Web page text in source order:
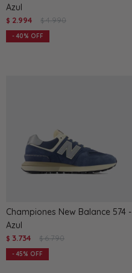
Azul
$ 2.994 $ 4.990
40
Championes New Balance 574 -
Azul
$ 3.734 $ 6.790
45